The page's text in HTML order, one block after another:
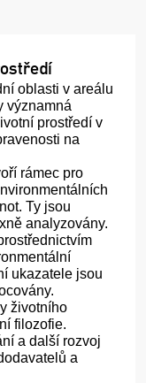
oblasti v areálu
významná
prostředí v
na
rámec pro
Ty jsou
analyzovány.
ukazatele jsou
životního
filozofie.
a další rozvoj
a